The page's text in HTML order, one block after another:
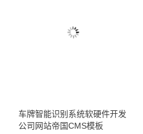
车牌智能识别系统软硬件开发
公司网站帝国CMS模板